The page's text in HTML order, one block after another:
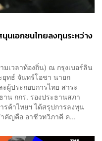
นเอกชนไทยลงทุนระหว่าง
มเวลาท้องถิ่น) ณ กรุงเบอร์ลิน
ทธ์ จันทร์โอชา นายก
ผู้ประกอบการไทย สาระ
น กกร. รองประธานสภา
รค้าไทยฯ ได้สรุปการลงทุน
คัญคือ อาชีวทวิภาคี ค...